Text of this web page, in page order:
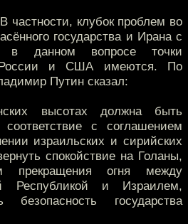
частности, клубок проблем во
государства и Ирана с
в данном вопросе точки
России и США имеются. По
Путин сказал:
высотах должна быть
с соглашением
израильских и сирийских
спокойствие на Голаны,
прекращения огня между
Республикой и Израилем,
безопасность государства